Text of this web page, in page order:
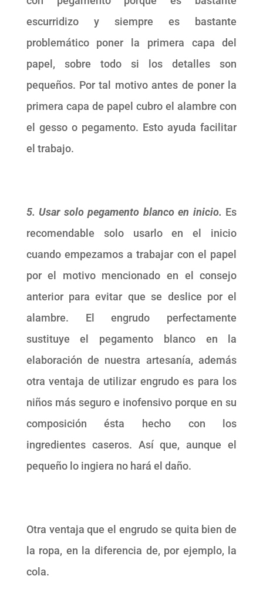
escurridizo y siempre es bastante
problemático poner la primera capa del
papel, sobre todo si los detalles son
pequeños. Por tal motivo antes de poner la
primera capa de papel cubro el alambre con
el gesso o pegamento. Esto ayuda facilitar
el trabajo.
5. Usar solo pegamento blanco en inicio. Es
recomendable solo usarlo en el inicio
cuando empezamos a trabajar con el papel
por el motivo mencionado en el consejo
anterior para evitar que se deslice por el
alambre. El engrudo perfectamente
sustituye el pegamento blanco en la
elaboración de nuestra artesanía, además
otra ventaja de utilizar engrudo es para los
niños más seguro e inofensivo porque en su
composición ésta hecho con los
ingredientes caseros. Así que, aunque el
pequeño lo ingiera no hará el daño.
Otra ventaja que el engrudo se quita bien de
la ropa, en la diferencia de, por ejemplo, la
cola.